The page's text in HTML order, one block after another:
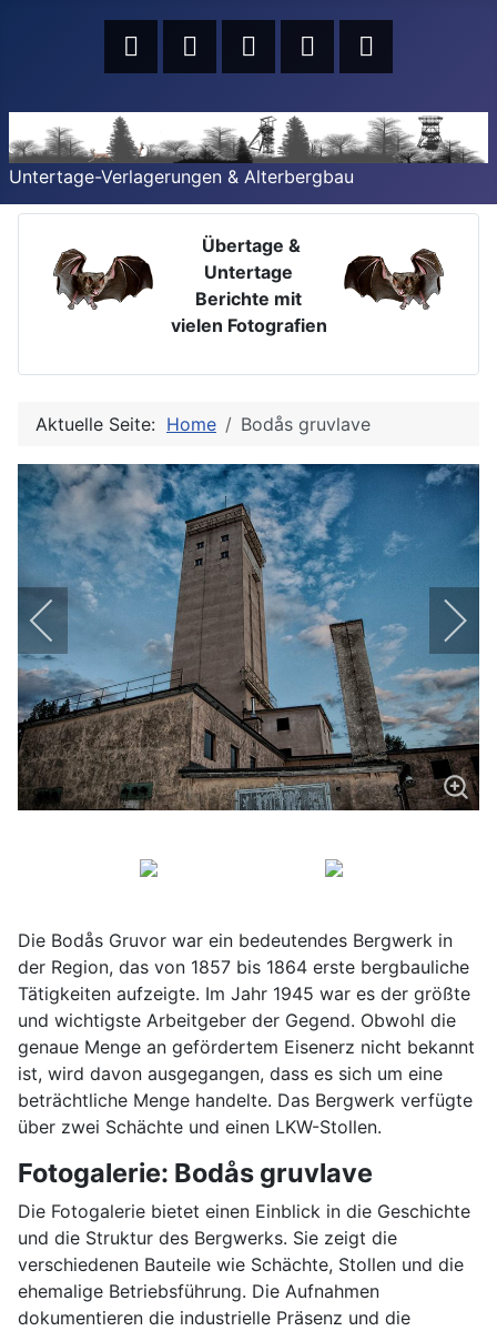
Untertage-Verlagerungen & Alterbergbau
Übertage &
Untertage
Berichte mit
vielen Fotografien
Aktuelle Seite: Home Bodås gruvlave
Die Bodås Gruvor war ein bedeutendes Bergwerk in
der Region, das von 1857 bis 1864 erste bergbauliche
Tätigkeiten aufzeigte. Im Jahr 1945 war es der größte
und wichtigste Arbeitgeber der Gegend. Obwohl die
genaue Menge an gefördertem Eisenerz nicht bekannt
ist, wird davon ausgegangen, dass es sich um eine
beträchtliche Menge handelte. Das Bergwerk verfügte
über zwei Schächte und einen LKW-Stollen.
Fotogalerie: Bodås gruvlave
Die Fotogalerie bietet einen Einblick in die Geschichte
und die Struktur des Bergwerks. Sie zeigt die
verschiedenen Bauteile wie Schächte, Stollen und die
ehemalige Betriebsführung. Die Aufnahmen
dokumentieren die industrielle Präsenz und die